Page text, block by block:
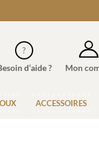
d’aide ? Mon
ACCESSOIRES